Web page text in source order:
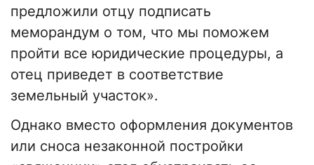
предложили отцу подписать
меморандум о том, что мы поможем
пройти все юридические процедуры, а
отец приведет в соответствие
земельный участок».
Однако вместо оформления документов
или сноса незаконной постройки